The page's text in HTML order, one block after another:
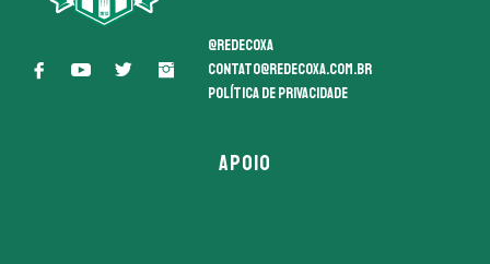
@redecoxa
contato@redecoxa.com.br
Política de Privacidade
APOIO